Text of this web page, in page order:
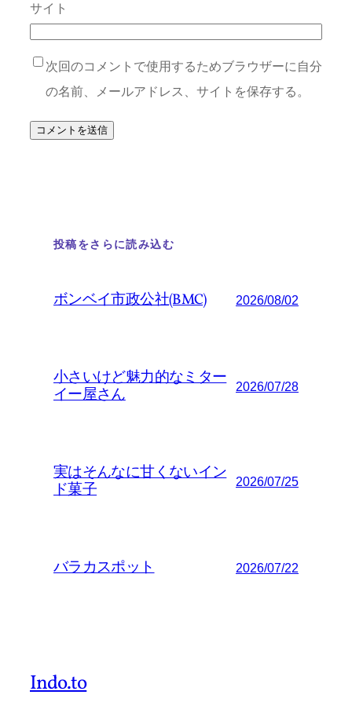
サイト
次回のコメントで使用するためブラウザーに自分
の名前、メールアドレス、サイトを保存する。
投稿をさらに読み込む
ボンベイ市政公社(BMC) 2026/08/02
小さいけど魅力的なミター
イー屋さん
2026/07/28
実はそんなに甘くないイン
ド菓子
2026/07/25
バラカスポット 2026/07/22
Indo.to